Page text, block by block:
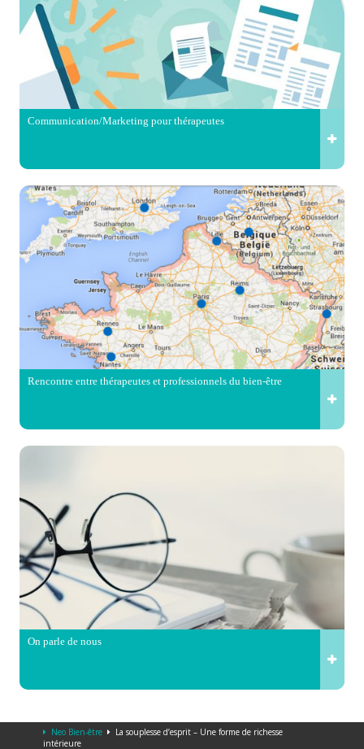
Communication/Marketing pour thérapeutes
Rencontre entre thérapeutes et professionnels du bien-être
On parle de nous
Neo Bien-être
La souplesse d’esprit – Une forme de richesse
intérieure